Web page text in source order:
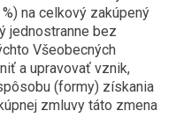
na celkový zakúpený
jednostranne bez
Všeobecných
a upravovať vznik,
(formy) získania
zmluvy táto zmena